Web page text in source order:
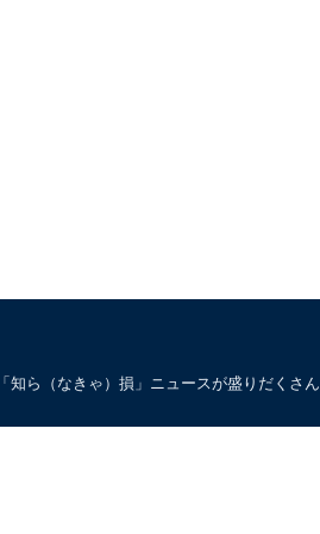
ら（なきゃ）損」ニュースが盛りだくさん